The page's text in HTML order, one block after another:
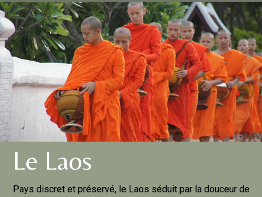
Le Laos
Pays discret et préservé, le Laos séduit par la douceur de